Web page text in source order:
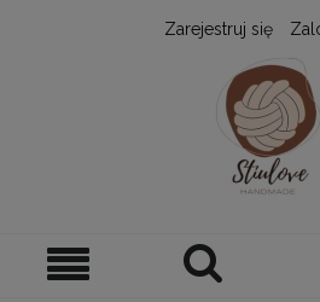
Zarejestruj się